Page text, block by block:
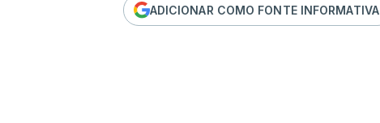
ADICIONAR COMO FONTE INFORMATIVA